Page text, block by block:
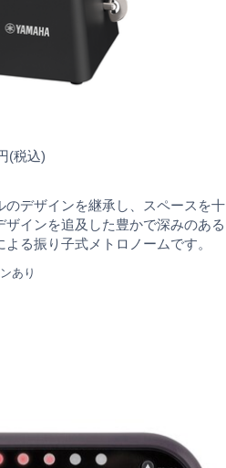
(税込)
のデザインを継承し、スペースを十
ザインを追及した豊かで深みのある
る振り子式メトロノームです。
あり